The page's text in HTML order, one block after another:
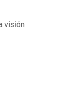
visión